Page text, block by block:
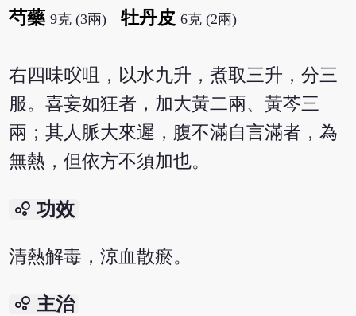
芍藥 9克 (3兩) 牡丹皮 6克 (2兩)
右四味㕮咀，以水九升，煮取三升，分三
服。喜妄如狂者，加大黃二兩、黃芩三
兩；其人脈大來遲，腹不滿自言滿者，為
無熱，但依方不須加也。
bubble_chart 功效
清熱解毒，涼血散瘀。
bubble_chart 主治